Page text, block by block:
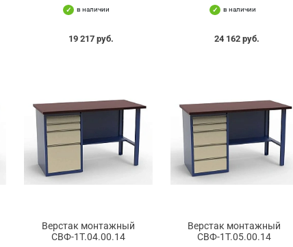
в наличии
19 217 руб.
в наличии
24 162 руб.
Верстак монтажный
СВФ-1Т.04.00.14
Верстак монтажный
СВФ-1Т.05.00.14